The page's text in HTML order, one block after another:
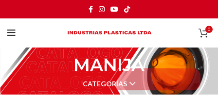
0
MANIJA
CATEGORÍAS